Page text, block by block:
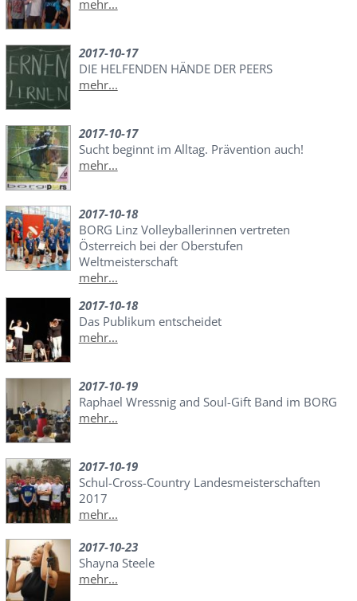
mehr...
2017-10-17
DIE HELFENDEN HÄNDE DER PEERS
mehr...
2017-10-17
Sucht beginnt im Alltag. Prävention auch!
mehr...
2017-10-18
BORG Linz Volleyballerinnen vertreten
Österreich bei der Oberstufen
Weltmeisterschaft
mehr...
2017-10-18
Das Publikum entscheidet
mehr...
2017-10-19
Raphael Wressnig and Soul-Gift Band im BORG
mehr...
2017-10-19
Schul-Cross-Country Landesmeisterschaften
2017
mehr...
2017-10-23
Shayna Steele
mehr...